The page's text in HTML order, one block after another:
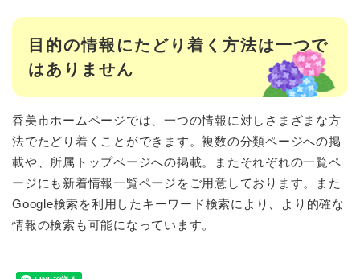
目的の情報にたどり着く方法は一つで
はありません
香美市ホームページでは、一つの情報に対しさまざまな方
法でたどり着くことができます。複数の分類ページへの掲
載や、所属トップページへの掲載。またそれぞれの一覧ペ
ージにも新着情報一覧ページをご用意しております。また
Google検索を利用したキーワード検索により、より的確な
情報の検索も可能になっています。